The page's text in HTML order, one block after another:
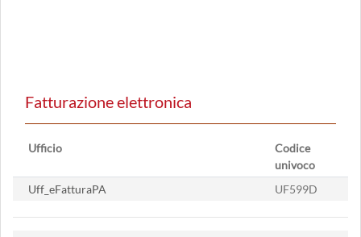
Fatturazione elettronica
Ufficio
Codice
univoco
Uff_eFatturaPA
UF599D